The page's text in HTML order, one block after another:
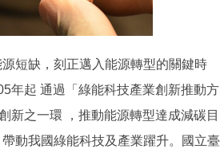
短缺，刻正邁入能源轉型的關鍵時
年起 通過「綠能科技產業創新推動方
新之一環 ，推動能源轉型達成減碳目
動我國綠能科技及產業躍升。國立臺